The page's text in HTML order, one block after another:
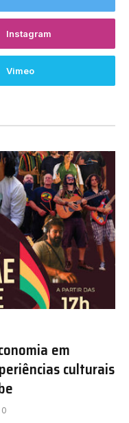
Instagram
Vimeo
em
culturais
0